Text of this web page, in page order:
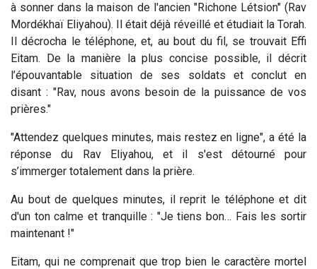
à sonner dans la maison de l'ancien "Richone Létsion" (Rav
Mordékhaï Eliyahou). Il était déjà réveillé et étudiait la Torah.
Il décrocha le téléphone, et, au bout du fil, se trouvait Effi
Eitam. De la manière la plus concise possible, il décrit
l’épouvantable situation de ses soldats et conclut en
disant : "Rav, nous avons besoin de la puissance de vos
prières."
"Attendez quelques minutes, mais restez en ligne", a été la
réponse du Rav Eliyahou, et il s'est détourné pour
s’immerger totalement dans la prière.
Au bout de quelques minutes, il reprit le téléphone et dit
d'un ton calme et tranquille : "Je tiens bon… Fais les sortir
maintenant !"
Eitam, qui ne comprenait que trop bien le caractère mortel